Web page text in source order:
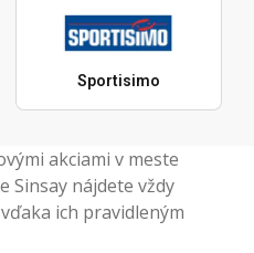
Sportisimo
akciami v meste
Sinsay nájdete vždy
ich pravidleným